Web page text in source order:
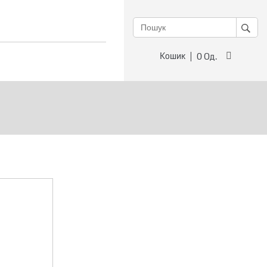
Кошик 0Од.